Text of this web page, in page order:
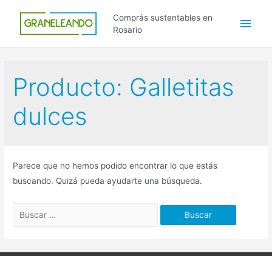
contenido
Comprás sustentables en
Rosario
Producto: Galletitas
dulces
Parece que no hemos podido encontrar lo que estás
buscando. Quizá pueda ayudarte una búsqueda.
Buscar